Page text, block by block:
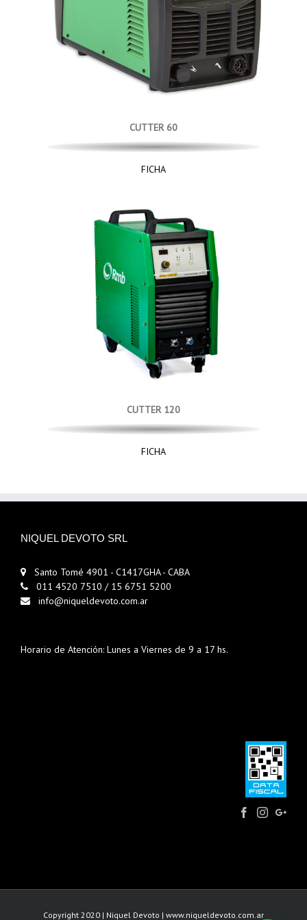
CUTTER 60
FICHA
CUTTER 120
FICHA
NIQUEL DEVOTO SRL
Santo Tomé 4901 - C1417GHA - CABA
011 4520 7510 / 15 6751 5200
info@niqueldevoto.com.ar
Horario de Atención: Lunes a Viernes de 9 a 17 hs.
Copyright 2020 | Niquel Devoto | www.niqueldevoto.com.ar